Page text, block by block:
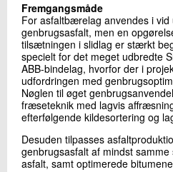
Fremgangsmåde
For asfaltbærelag anvendes i
genbrugsasfalt, men en
tilsætningen i slidlag er stærkt
specielt for det meget udbredte
ABB-bindelag, hvorfor der i
udfordringen med
Nøglen til øget
fræseteknik med lagvis
efterfølgende kildesortering og
Desuden tilpasses
genbrugsasfalt af mindst
asfalt, samt optimerede